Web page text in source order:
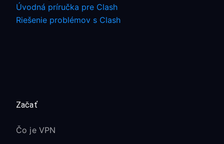
Úvodná príručka pre Clash
Riešenie problémov s Clash
Začať
Čo je VPN